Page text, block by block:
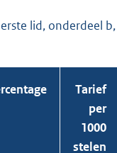
lid, onderdeel
Tarief
per
1000
stelen